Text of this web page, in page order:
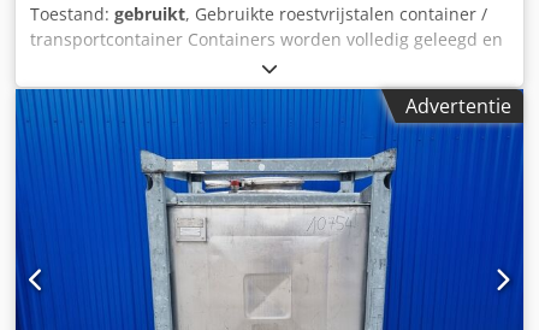
Toestand: gebruikt, Gebruikte roestvrijstalen container /
transportcontainer Containers worden volledig geleegd en
gespoeld! Artikelnummer: 10841 Laatste beoogde gebruik:
onbekend Inhoud: 800L Type: Staand in gegalvaniseerd
stapelframe Materiaal (mediacontact): 1.4301 / AISI304
Ontwerp: Enkelwandig Bedrijfsdruk volgens typeplaatje:
+0,1 bar Afmetingen container: Totale breedte: 1030mm
Dodev Dun Sjpfx Afqeck Totale lengte: 1230mm Totale
hoogte: 1400mm Materialen: Binnenkant: 1.4301 / AISI 304
Buitendelen: Gegalvaniseerd staal Faciliteiten:
koepeldeksel op de bovenste verdieping 400mm
veiligheidsventiel op de bovengrond Typeplaatje: Ja
Diameter tuit: 42 mm Uitlaattype: Kogelkraan
Advertentie